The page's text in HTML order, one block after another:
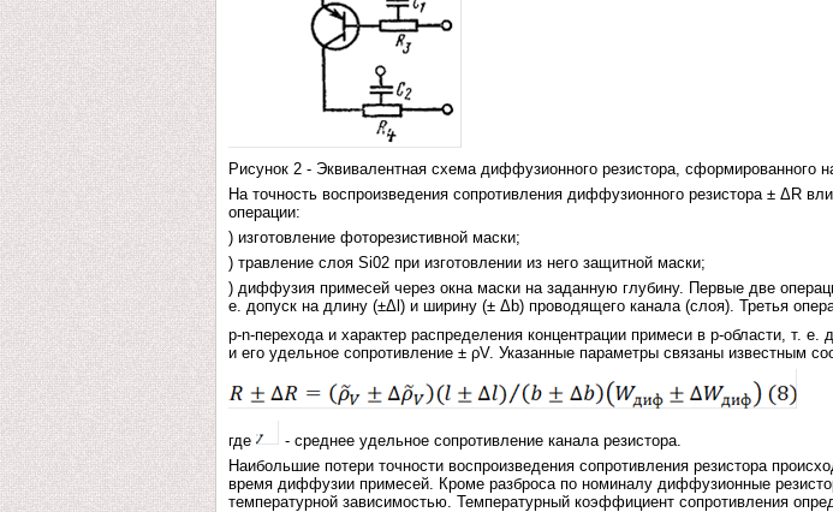
Рисунок 2 - Эквивалентная схема диффузионного резистора, сформированного
На точность воспроизведения сопротивления диффузионного резистора ± ΔR
операции:
) изготовление фоторезистивной маски;
) травление слоя Si02 при изготовлении из него защитной маски;
) диффузия примесей через окна маски на заданную глубину. Первые две
е. допуск на длину (±Δl) и ширину (± Δb) проводящего канала (слоя). Третья
p-n-перехода и характер распределения концентрации примеси в p-области, т. е.
и его удельное сопротивление ± ρV. Указанные параметры связаны известным
где
- среднее удельное сопротивление канала резистора.
Наибольшие потери точности воспроизведения сопротивления резистора
время диффузии примесей. Кроме разброса по номиналу диффузионные
температурной зависимостью. Температурный коэффициент сопротивления